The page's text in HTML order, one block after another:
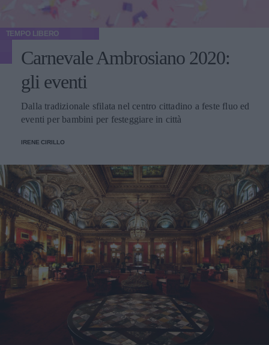
TEMPO LIBERO
Carnevale Ambrosiano 2020:
gli eventi
Dalla tradizionale sfilata nel centro cittadino a feste fluo ed
eventi per bambini per festeggiare in città
IRENE CIRILLO